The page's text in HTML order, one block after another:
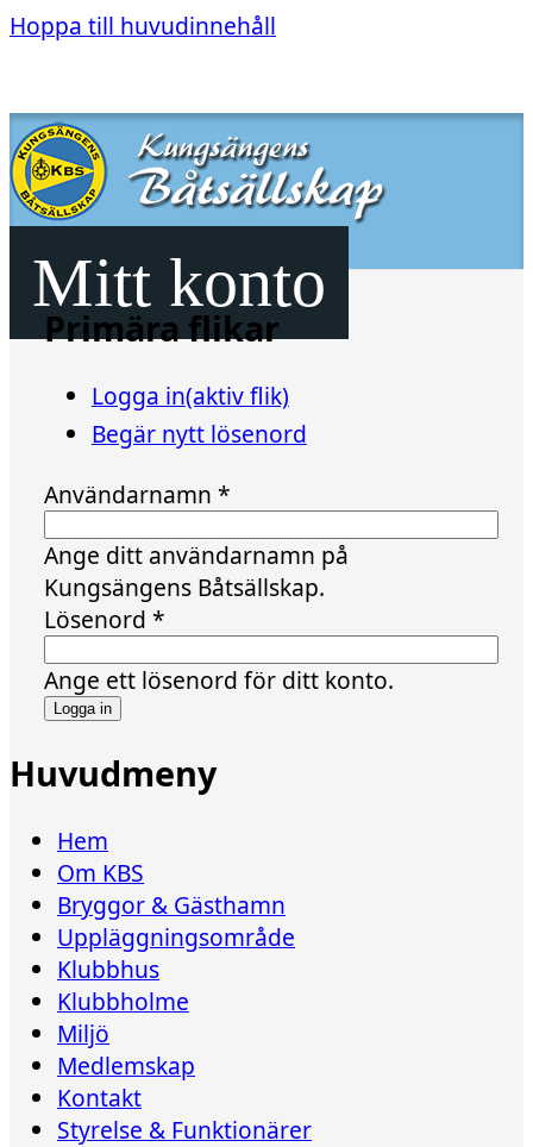
Hoppa till huvudinnehåll
Mitt konto
Primära flikar
Logga in(aktiv flik)
Begär nytt lösenord
Användarnamn *
Ange ditt användarnamn på
Kungsängens Båtsällskap.
Lösenord *
Ange ett lösenord för ditt konto.
Huvudmeny
Hem
Om KBS
Bryggor & Gästhamn
Uppläggningsområde
Klubbhus
Klubbholme
Miljö
Medlemskap
Kontakt
Styrelse & Funktionärer